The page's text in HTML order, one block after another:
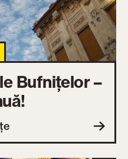
Bufnițelor –